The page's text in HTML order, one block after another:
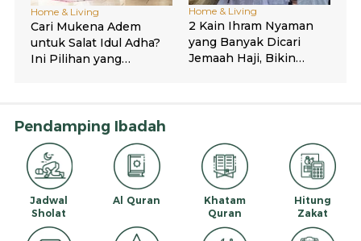
Pendamping Ibadah
Jadwal
Sholat
Al Quran
Khatam
Quran
Hitung
Zakat